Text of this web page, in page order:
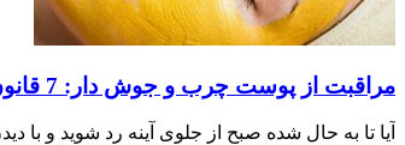
مراقبت از پوست چرب و جوش‌ دار: 7 قانون طلایی که باید بدانید
آیا تا به حال شده صبح از جلوی آینه رد شوید و با